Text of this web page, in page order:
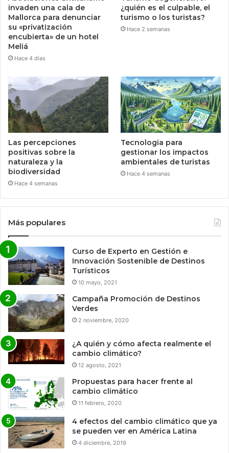
invaden una cala de
Mallorca para denunciar
su «privatización
encubierta» de un hotel
Meliá
Hace 4 días
¿quién es el culpable, el
turismo o los turistas?
Hace 2 semanas
Las percepciones
positivas sobre la
naturaleza y la
biodiversidad
Hace 4 semanas
Tecnologia para
gestionar los impactos
ambientales de turistas
Hace 4 semanas
Más populares
Curso de Experto en Gestión e
Innovación Sostenible de Destinos
Turísticos
10 mayo, 2021
Campaña Promoción de Destinos
Verdes
2 noviembre, 2020
¿A quién y cómo afecta realmente el
cambio climático?
12 agosto, 2021
Propuestas para hacer frente al
cambio climático
11 febrero, 2020
4 efectos del cambio climático que ya
se pueden ver en América Latina
4 diciembre, 2019